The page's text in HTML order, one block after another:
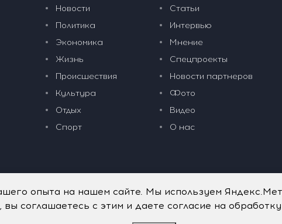
Новости
Политика
Экономика
Жизнь
Происшествия
Культура
Отдых
Спорт
Статьи
Интервью
Мнение
Спецпроекты
Новости партнеров
Фото
Видео
О нас
опыта на нашем сайте. Мы используем
вы соглашаетесь с этим и даете согласие на